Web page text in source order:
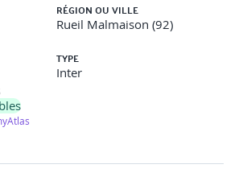
IA
niveaux de test : données, modèle,
système, acceptation
biais d’automatisation, dérive
: élaboration d’un plan de test
RÉGION OU VILLE
Rueil Malmaison (92)
TYPE
Inter